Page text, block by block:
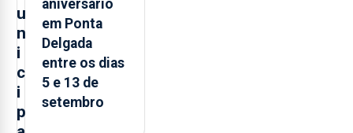
u
n
i
c
i
p
aniversário
em Ponta
Delgada
entre os dias
5 e 13 de
setembro